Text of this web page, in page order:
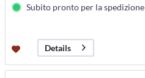
Subito pronto per la spedizione
Details